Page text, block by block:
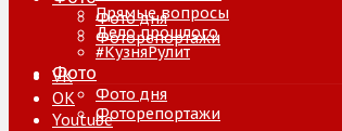
Фото дня
Фоторепортажи
VK
ОК
Youtube
Прямые вопросы
Дело прошлого
#КузняРулит
Фото
Фото дня
Фоторепортажи